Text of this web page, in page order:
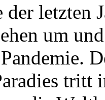
letzten
um
tritt